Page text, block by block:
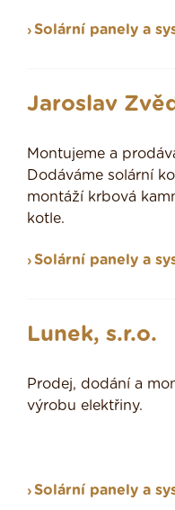
Solární panely a
Jaroslav
Montujeme a
Dodáváme solární
montáží krbová
kotle.
Solární panely a
Lunek, s.r.o.
Prodej, dodání a
výrobu elektřiny.
Solární panely a